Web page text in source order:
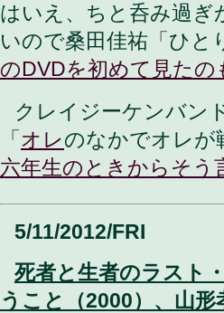
はいえ、ちと呑み過ぎ
いので桑田佳祐「ひと
のDVDを初めて見たの
クレイジーケンバン
「オレのなかでオレが
六年生のときからそう
5/11/2012/FRI
死者と生者のラスト
うこと（2000）、山